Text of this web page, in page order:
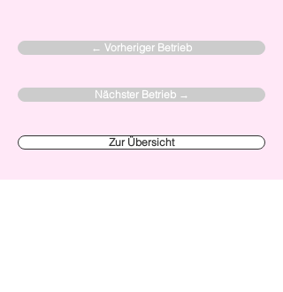
← Vorheriger Betrieb
Nächster Betrieb →
Zur Übersicht